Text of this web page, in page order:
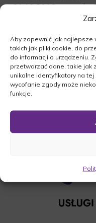
Aby zapewnić jak najlepsze
takich jak pliki cookie, do
do informacji o urządzeniu.
przetwarzać dane, takie jak
unikalne identyfikatory na
wycofanie zgody może
funkcje.
21.10.2016r. o
różańcową w
nastąpi
wiecznego
O czym
Rodzina.